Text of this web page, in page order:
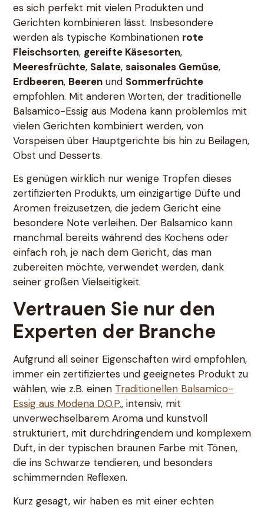
es sich perfekt mit vielen Produkten und
Gerichten kombinieren lässt. Insbesondere
werden als typische Kombinationen rote
Fleischsorten, gereifte Käsesorten,
Meeresfrüchte, Salate, saisonales Gemüse,
Erdbeeren, Beeren und Sommerfrüchte
empfohlen. Mit anderen Worten, der traditionelle
Balsamico-Essig aus Modena kann problemlos mit
vielen Gerichten kombiniert werden, von
Vorspeisen über Hauptgerichte bis hin zu Beilagen,
Obst und Desserts.
Es genügen wirklich nur wenige Tropfen dieses
zertifizierten Produkts, um einzigartige Düfte und
Aromen freizusetzen, die jedem Gericht eine
besondere Note verleihen. Der Balsamico kann
manchmal bereits während des Kochens oder
einfach roh, je nach dem Gericht, das man
zubereiten möchte, verwendet werden, dank
seiner großen Vielseitigkeit.
Vertrauen Sie nur den
Experten der Branche
Aufgrund all seiner Eigenschaften wird empfohlen,
immer ein zertifiziertes und geeignetes Produkt zu
wählen, wie z.B. einen Traditionellen Balsamico-
Essig aus Modena D.O.P., intensiv, mit
unverwechselbarem Aroma und kunstvoll
strukturiert, mit durchdringendem und komplexem
Duft, in der typischen braunen Farbe mit Tönen,
die ins Schwarze tendieren, und besonders
schimmernden Reflexen.
Kurz gesagt, wir haben es mit einer echten